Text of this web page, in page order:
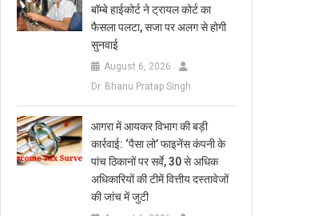
बॉम्बे हाईकोर्ट ने ट्रायल कोर्ट का
फैसला पलटा, सजा पर अलग से होगी
सुनवाई
August 6, 2026
Dr. Bhanu Pratap Singh
आगरा में आयकर विभाग की बड़ी
कार्रवाई: ‘पैसा लो’ फाइनेंस कंपनी के
पांच ठिकानों पर सर्वे, 30 से अधिक
अधिकारियों की टीमें वित्तीय दस्तावेजों
की जांच में जुटी